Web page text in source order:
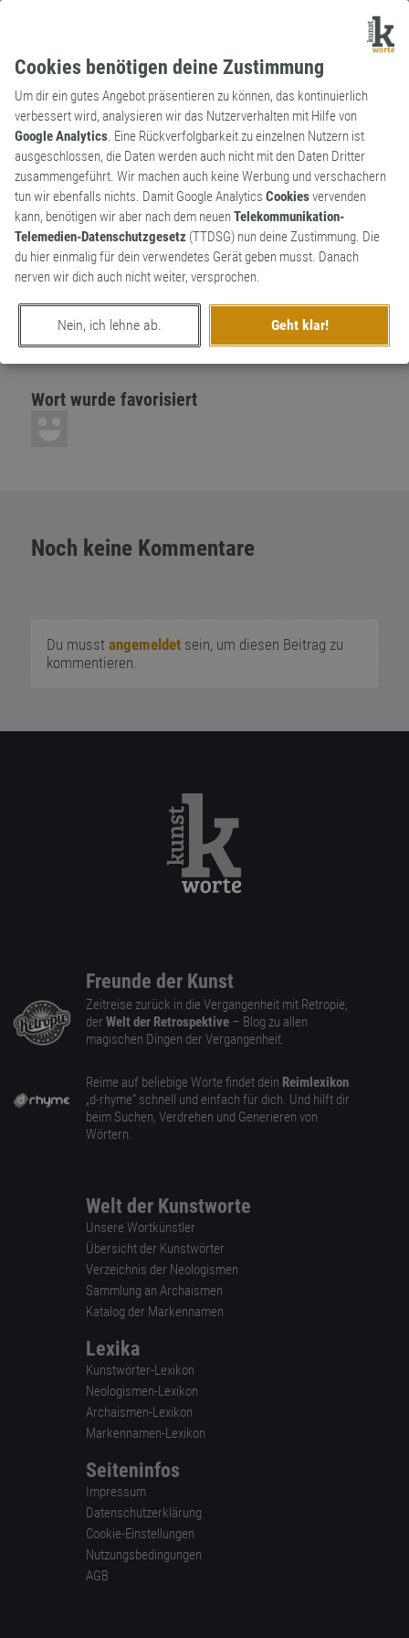
Cookies benötigen deine Zustimmung
Um dir ein gutes Angebot präsentieren zu können, das kontinuierlich
verbessert wird, analysieren wir das Nutzerverhalten mit Hilfe von
Google Analytics. Eine Rückverfolgbarkeit zu einzelnen Nutzern ist
ausgeschlossen, die Daten werden auch nicht mit den Daten Dritter
zusammengeführt. Wir machen auch keine Werbung und verschachern
tun wir ebenfalls nichts. Damit Google Analytics Cookiesvervenden
kann, benötigen wir aber nach dem neuenTelekommunikation-
Telemedien-Datenschutzgesetz (TTDSG) nun deine Zustimmung. Die
du hier einmalig für dein verwendetes Gerät geben musst. Danach
nerven wir dich auch nicht weiter, versprochen.
Nein, ich lehne ab. Geht klar!
Kunstwort
Substantiv
Appsage
Verweigerung der Installation einer App |
Deinstallation einer App
0
erschaffen von NeuWort
am 19. Mai 2023
Wort wurde favorisiert
Noch keine Kommentare
Du musst angemeldetsein, um diesen Beitrag zu
kommentieren.
Freunde der Kunst
Zeitreise zurück in die Vergangenheit mit Retropie,
der Welt der Retrospektive – Blog zu allen
magischen Dingen der Vergangenheit.
Reime auf beliebige Worte findet dein Reimlexikon
„d-rhyme” schnell und einfach für dich. Und hilft dir
beim Suchen, Verdrehen und Generieren von
Wörtern.
Welt der Kunstworte
Unsere Wortkünstler
Übersicht der Kunstwörter
Verzeichnis der Neologismen
Sammlung an Archaismen
Katalog der Markennamen
Lexika
Kunstwörter-Lexikon
Neologismen-Lexikon
Archaismen-Lexikon
Markennamen-Lexikon
Seiteninfos
Impressum
Datenschutzerklärung
Cookie-Einstellungen
Nutzungsbedingungen
AGB